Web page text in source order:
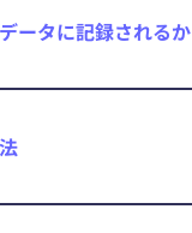
ータに記録されるか